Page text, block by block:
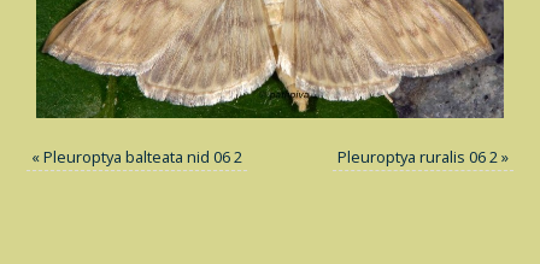
«Pleuroptya balteata nid 06 2 Pleuroptya ruralis 06 2»